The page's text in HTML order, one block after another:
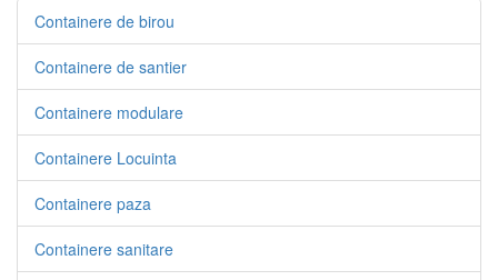
Containere de birou
Containere de santier
Containere modulare
Containere Locuinta
Containere paza
Containere sanitare